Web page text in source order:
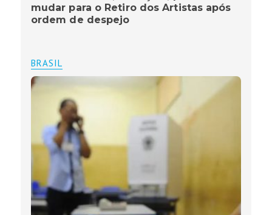
mudar para o Retiro dos Artistas após
ordem de despejo
BRASIL